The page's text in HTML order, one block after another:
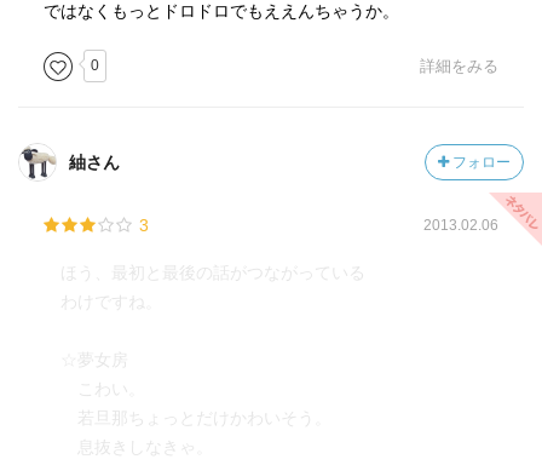
ではなくもっとドロドロでもええんちゃうか。
0 詳細をみる
紬さん フォロー
3 2013.02.06
ほう、最初と最後の話がつながっている
わけですね。
☆夢女房
こわい。
若旦那ちょっとだけかわいそう。
息抜きしなきゃ。